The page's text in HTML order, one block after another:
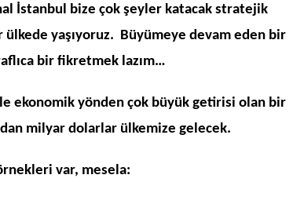
İstanbul bize çok şeyler katacak stratejik
ülkede yaşıyoruz. Büyümeye devam eden bir
bir fikretmek lazım…
ekonomik yönden çok büyük getirisi olan bir
milyar dolarlar ülkemize gelecek.
var, mesela: